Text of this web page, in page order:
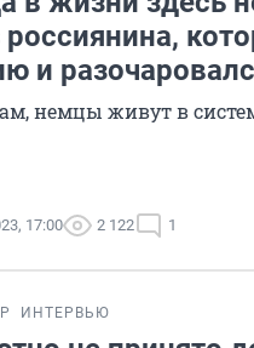
россиянина,
и
немцы живут в
17:00 2 122 1
ИНТЕРВЬЮ